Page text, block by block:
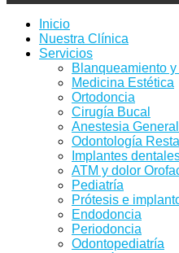
Inicio
Nuestra Clínica
Servicios
Blanqueamiento y
Medicina Estética
Ortodoncia
Cirugía Bucal
Anestesia
Odontología
Implantes
ATM y dolor
Pediatría
Prótesis e
Endodoncia
Periodoncia
Odontopediatría